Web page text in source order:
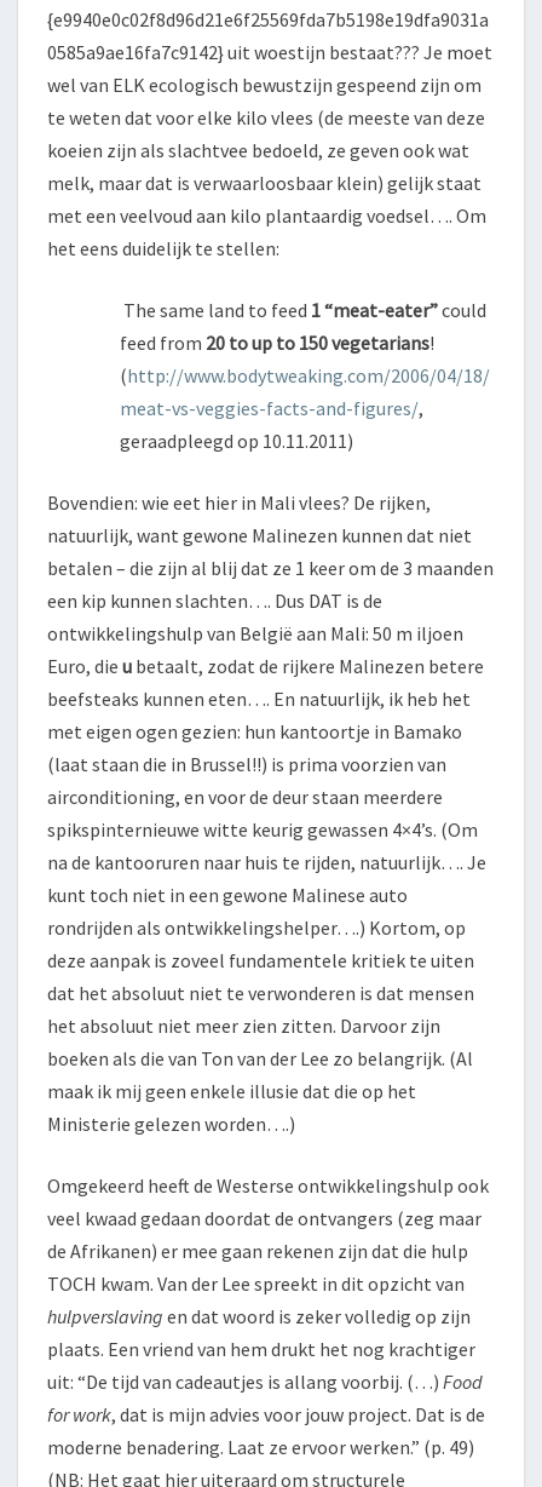
{e9940e0c02f8d96d21e6f25569fda7b5198e19dfa9031a
0585a9ae16fa7c9142} uit woestijn bestaat??? Je moet
wel van ELK ecologisch bewustzijn gespeend zijn om
te weten dat voor elke kilo vlees (de meeste van deze
koeien zijn als slachtvee bedoeld, ze geven ook wat
melk, maar dat is verwaarloosbaar klein) gelijk staat
met een veelvoud aan kilo plantaardig voedsel…. Om
het eens duidelijk te stellen:
The same land to feed 1 “meat-eater”could
feed from 20 to up to 150 vegetarians!
(http://www.bodytweaking.com/2006/04/18/
meat-vs-veggies-facts-and-figures/,
geraadpleegd op 10.11.2011)
Bovendien: wie eet hier in Mali vlees? De rijken,
natuurlijk, want gewone Malinezen kunnen dat niet
betalen – die zijn al blij dat ze 1 keer om de 3 maanden
een kip kunnen slachten…. Dus DAT is de
ontwikkelingshulp van België aan Mali: 50 m iljoen
Euro, die u betaalt, zodat de rijkere Malinezen betere
beefsteaks kunnen eten…. En natuurlijk, ik heb het
met eigen ogen gezien: hun kantoortje in Bamako
(laat staan die in Brussel!!) is prima voorzien van
airconditioning, en voor de deur staan meerdere
spikspinternieuwe witte keurig gewassen 4×4’s. (Om
na de kantooruren naar huis te rijden, natuurlijk…. Je
kunt toch niet in een gewone Malinese auto
rondrijden als ontwikkelingshelper….) Kortom, op
deze aanpak is zoveel fundamentele kritiek te uiten
dat het absoluut niet te verwonderen is dat mensen
het absoluut niet meer zien zitten. Darvoor zijn
boeken als die van Ton van der Lee zo belangrijk. (Al
maak ik mij geen enkele illusie dat die op het
Ministerie gelezen worden….)
Omgekeerd heeft de Westerse ontwikkelingshulp ook
veel kwaad gedaan doordat de ontvangers (zeg maar
de Afrikanen) er mee gaan rekenen zijn dat die hulp
TOCH kwam. Van der Lee spreekt in dit opzicht van
hulpverslaving en dat woord is zeker volledig op zijn
plaats. Een vriend van hem drukt het nog krachtiger
uit: “De tijd van cadeautjes is allang voorbij. (…) Food
for work, dat is mijn advies voor jouw project. Dat is de
moderne benadering. Laat ze ervoor werken.” (p. 49)
(NB: Het gaat hier uiteraard om structurele